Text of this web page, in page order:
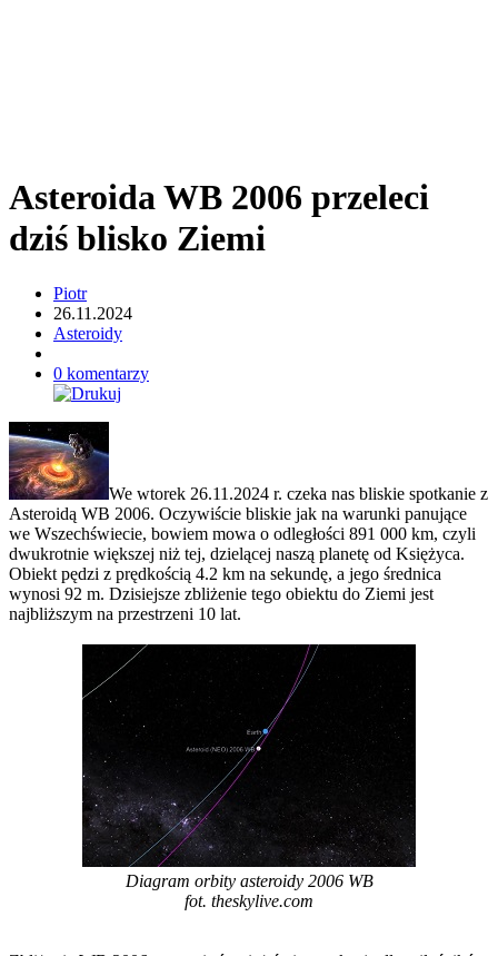
Asteroida WB 2006 przeleci
dziś blisko Ziemi
Piotr
26.11.2024
Asteroidy
0 komentarzy
We wtorek 26.11.2024 r. czeka nas bliskie spotkanie z
Asteroidą WB 2006. Oczywiście bliskie jak na warunki panujące
we Wszechświecie, bowiem mowa o odległości 891 000 km, czyli
dwukrotnie większej niż tej, dzielącej naszą planetę od Księżyca.
Obiekt pędzi z prędkością 4.2 km na sekundę, a jego średnica
wynosi 92 m. Dzisiejsze zbliżenie tego obiektu do Ziemi jest
najbliższym na przestrzeni 10 lat.
Diagram orbity asteroidy 2006 WB
fot. theskylive.com